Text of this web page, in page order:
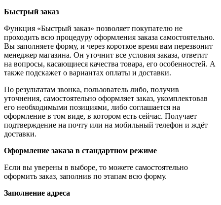
Быстрый заказ
Функция «Быстрый заказ» позволяет покупателю не
проходить всю процедуру оформления заказа самостоятельно.
Вы заполняете форму, и через короткое время вам перезвонит
менеджер магазина. Он уточнит все условия заказа, ответит
на вопросы, касающиеся качества товара, его особенностей. А
также подскажет о вариантах оплаты и доставки.
По результатам звонка, пользователь либо, получив
уточнения, самостоятельно оформляет заказ, укомплектовав
его необходимыми позициями, либо соглашается на
оформление в том виде, в котором есть сейчас. Получает
подтверждение на почту или на мобильный телефон и ждёт
доставки.
Оформление заказа в стандартном режиме
Если вы уверены в выборе, то можете самостоятельно
оформить заказ, заполнив по этапам всю форму.
Заполнение адреса